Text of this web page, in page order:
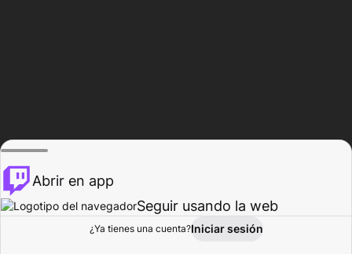
Explorar Actividad
Abrir en app
Seguir usando la web
¿Ya tienes una cuenta?Iniciar sesión